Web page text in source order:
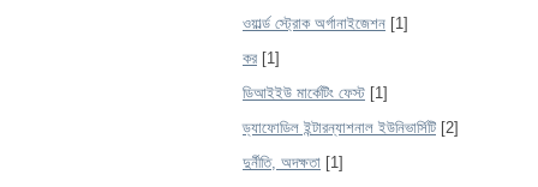
ওয়ার্ল্ড স্ট্রোক অর্গানাইজেশন [1]
কর [1]
ডিআইইউ মার্কেটিং ফেস্ট [1]
ড্যাফোডিল ইন্টারন্যাশনাল ইউনিভার্সিটি [2]
দুর্নীতি, অদক্ষতা [1]